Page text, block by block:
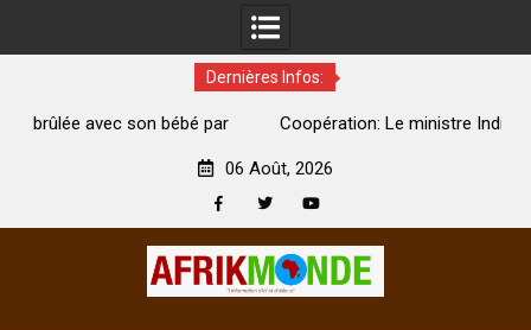
Dernières Infos:
Coopération: Le ministre Indien Kirti Vardhan Singh à
06 Août, 2026